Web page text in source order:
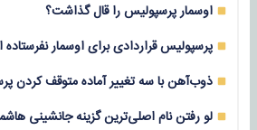
اوسمار پرسپولیس را قال گذاشت؟
پرسپولیس قراردادی برای اوسمار
ذوب‌آهن با سه تغییر آماده متوقف کردن
لو رفتن نام اصلی‌ترین گزینه جانشینی